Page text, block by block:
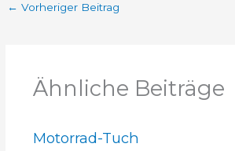
← Vorheriger Beitrag
Ähnliche Beiträge
Motorrad-Tuch